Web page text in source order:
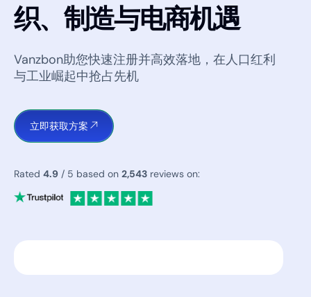
织、制造与电商机遇
Vanzbon助您快速注册并高效落地，在人口红利
与工业崛起中抢占先机
立即获取方案
Rated 4.9 / 5 based on 2,543 reviews on: